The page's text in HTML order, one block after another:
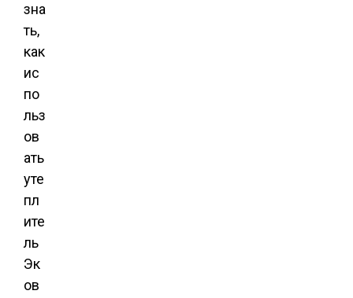
зна
ть,
как
ис
по
льз
ов
ать
уте
пл
ите
ль
Эк
ов